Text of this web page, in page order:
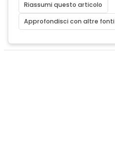
Riassumi questo articolo
Approfondisci con altre fonti